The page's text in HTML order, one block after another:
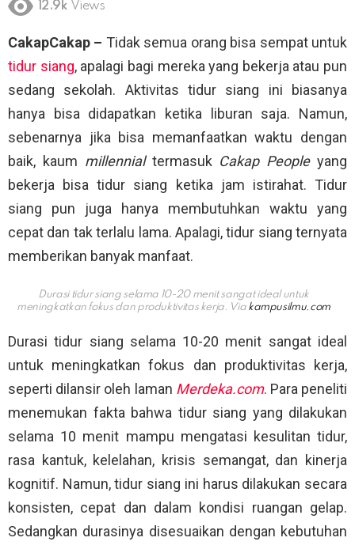
12.9k Views
CakapCakap – Tidak semua orang bisa sempat untuk
tidur siang, apalagi bagi mereka yang bekerja atau pun
sedang sekolah. Aktivitas tidur siang ini biasanya
hanya bisa didapatkan ketika liburan saja. Namun,
sebenarnya jika bisa memanfaatkan waktu dengan
baik, kaum millennialtermasuk Cakap Peopleyang
bekerja bisa tidur siang ketika jam istirahat. Tidur
siang pun juga hanya membutuhkan waktu yang
cepat dan tak terlalu lama. Apalagi, tidur siang ternyata
memberikan banyak manfaat.
Durasi tidur siang selama 10-20 menit sangat ideal untuk
meningkatkan fokus dan produktivitas kerja. Via kampusilmu.com
Durasi tidur siang selama 10-20 menit sangat ideal
untuk meningkatkan fokus dan produktivitas kerja,
seperti dilansir oleh laman Merdeka.com. Para peneliti
menemukan fakta bahwa tidur siang yang dilakukan
selama 10 menit mampu mengatasi kesulitan tidur,
rasa kantuk, kelelahan, krisis semangat, dan kinerja
kognitif. Namun, tidur siang ini harus dilakukan secara
konsisten, cepat dan dalam kondisi ruangan gelap.
Sedangkan durasinya disesuaikan dengan kebutuhan